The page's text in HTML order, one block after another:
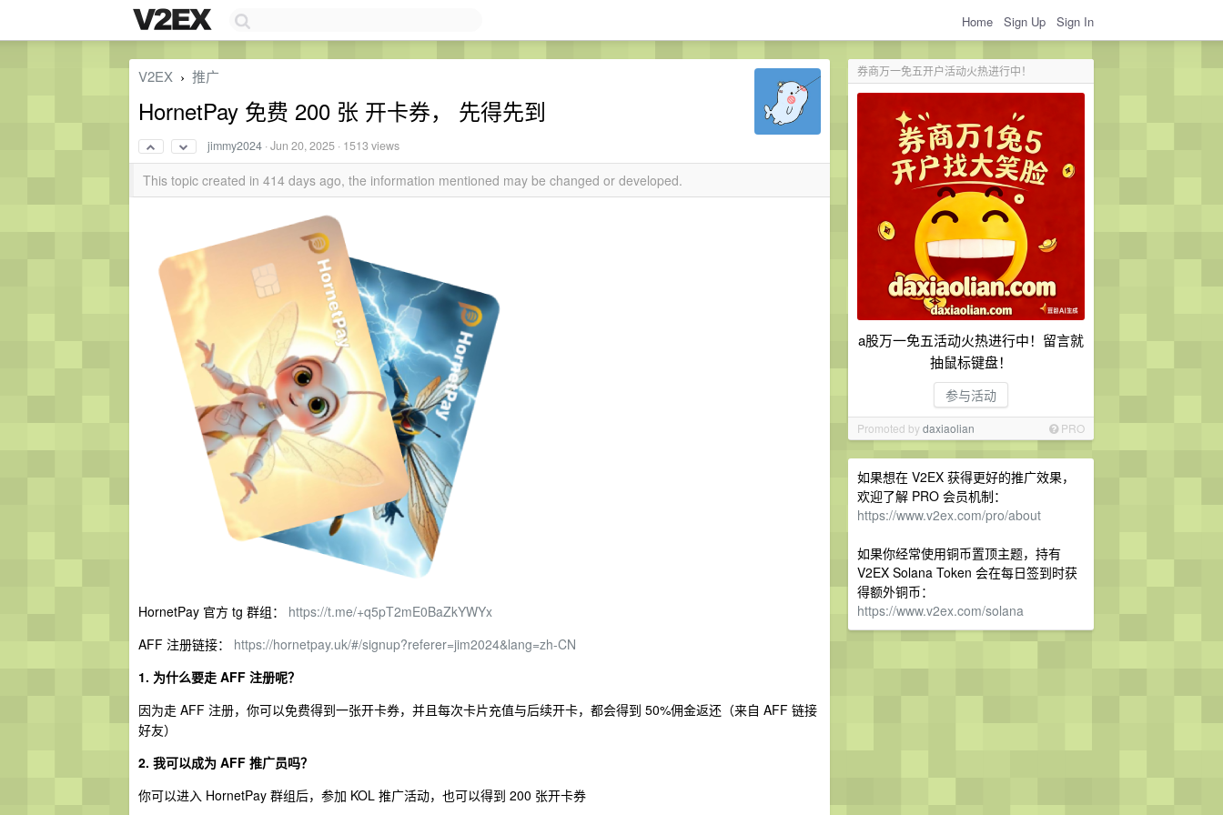
Home Sign Up Sign In
券商万一免五开户活动火热进行中！
a股万一免五活动火热进行中！留言就
抽鼠标键盘！
参与活动
Promoted bydaxiaolian PRO
如果想在 V2EX 获得更好的推广效果，
欢迎了解 PRO 会员机制：
https://www.v2ex.com/pro/about
如果你经常使用铜币置顶主题，持有
V2EX Solana Token 会在每日签到时获
得额外铜币：
https://www.v2ex.com/solana
V2EX › 推广
HornetPay 免费 200 张 开卡券， 先得先到
jimmy2024 ·Jun 20, 2025 · 1513 views
This topic created in 414 days ago, the information mentioned may be changed or developed.
HornetPay 官方 tg 群组： https://t.me/+q5pT2mE0BaZkYWYx
AFF 注册链接： https://hornetpay.uk/#/signup?referer=jim2024&lang=zh-CN
1. 为什么要走 AFF 注册呢？
因为走 AFF 注册，你可以免费得到一张开卡券，并且每次卡片充值与后续开卡，都会得到 50%佣金返还（来自 AFF 链接
好友）
2. 我可以成为 AFF 推广员吗？
你可以进入 HornetPay 群组后，参加 KOL 推广活动，也可以得到 200 张开卡券